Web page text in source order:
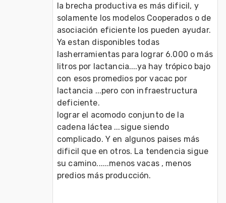
la brecha productiva es más dificil, y
solamente los modelos Cooperados o de
asociación eficiente los pueden ayudar.
Ya estan disponibles todas
lasherramientas para lograr 6.000 o más
litros por lactancia....ya hay trópico bajo
con esos promedios por vacac por
lactancia ...pero con infraestructura
deficiente.
lograr el acomodo conjunto de la
cadena láctea ...sigue siendo
complicado. Y en algunos paises más
dificil que en otros. La tendencia sigue
su camino......menos vacas , menos
predios más producción.